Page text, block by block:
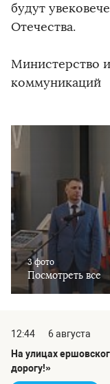
будут
Отечества.
Министерство
коммуникаций
3 фото
Посмотреть все
12:44
6 августа
На улицах
дорогу!»